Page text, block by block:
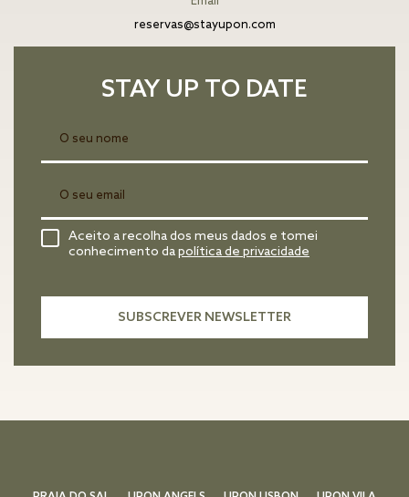
reservas@stayupon.com
STAY UP TO DATE
Aceito a recolha dos meus dados e tomei
conhecimento dapolítica de privacidade